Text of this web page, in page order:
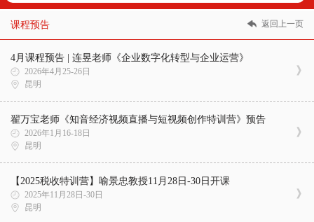
课程预告 返回上一页
4月课程预告 | 连昱老师《企业数字化转型与企业运营》
2026年4月25-26日
昆明
翟万宝老师《知音经济视频直播与短视频创作特训营》预告
2026年1月16-18日
昆明
【2025税收特训营】喻景忠教授11月28日-30日开课
2025年11月28日-30日
昆明